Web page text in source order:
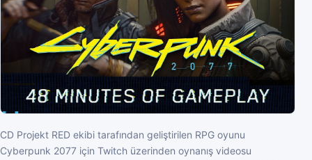
CD Projekt RED ekibi tarafından geliştirilen RPG oyunu
Cyberpunk 2077 için Twitch üzerinden oynanış videosu